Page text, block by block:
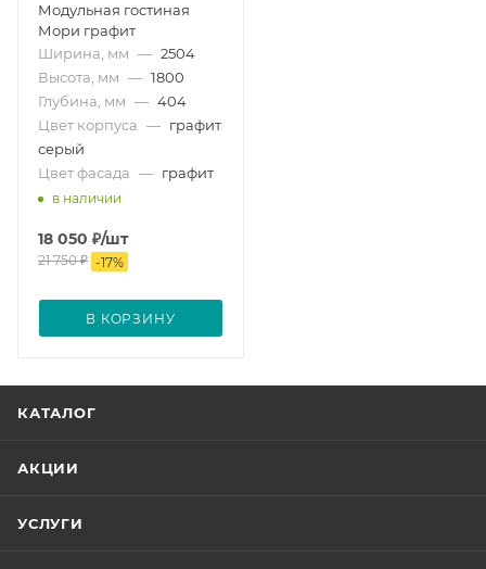
Модульная гостиная
Мори графит
Ширина, мм — 2504
Высота, мм — 1800
Глубина, мм — 404
Цвет корпуса — графит
серый
Цвет фасада — графит
в наличии
18 050 ₽/шт
21 750₽ -17%
В КОРЗИНУ
КАТАЛОГ
АКЦИИ
УСЛУГИ